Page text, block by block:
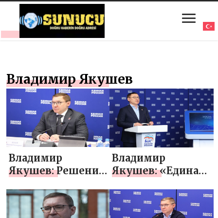
Владимир Якушев
Владимир
Якушев: Решение
«Курский рубеж»
было
Владимир
Якушев: «Единая
предварительное
голосование в 17-